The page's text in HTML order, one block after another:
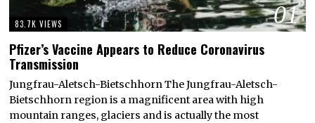
01
83.7K VIEWS
Pfizer’s Vaccine Appears to Reduce Coronavirus
Transmission
Jungfrau-Aletsch-Bietschhorn The Jungfrau-Aletsch-
Bietschhorn region is a magnificent area with high
mountain ranges, glaciers and is actually the most